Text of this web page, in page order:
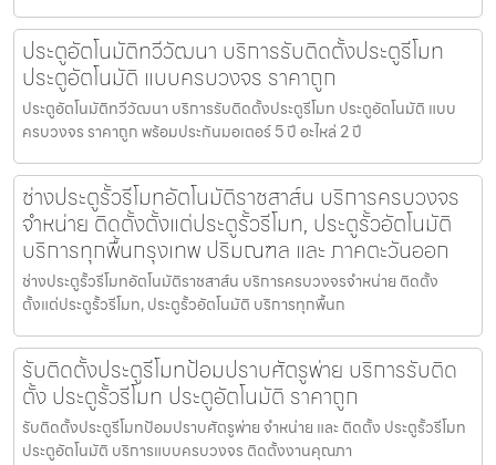
ประตูอัตโนมัติทวีวัฒนา บริการรับติดตั้งประตูรีโมท
ประตูอัตโนมัติ แบบครบวงจร ราคาถูก
ประตูอัตโนมัติทวีวัฒนา บริการรับติดตั้งประตูรีโมท ประตูอัตโนมัติ แบบ
ครบวงจร ราคาถูก พร้อมประกันมอเตอร์ 5 ปี อะไหล่ 2 ปี
ช่างประตูรั้วรีโมทอัตโนมัติราชสาส์น บริการครบวงจร
จำหน่าย ติดตั้งตั้งแต่ประตูรั้วรีโมท, ประตูรั้วอัตโนมัติ
บริการทุกพื้นกรุงเทพ ปริมณฑล และ ภาคตะวันออก
ช่างประตูรั้วรีโมทอัตโนมัติราชสาส์น บริการครบวงจรจำหน่าย ติดตั้ง
ตั้งแต่ประตูรั้วรีโมท, ประตูรั้วอัตโนมัติ บริการทุกพื้นก
รับติดตั้งประตูรีโมทป้อมปราบศัตรูพ่าย บริการรับติด
ตั้ง ประตูรั้วรีโมท ประตูอัตโนมัติ ราคาถูก
รับติดตั้งประตูรีโมทป้อมปราบศัตรูพ่าย จำหน่าย และ ติดตั้ง ประตูรั้วรีโมท
ประตูอัตโนมัติ บริการแบบครบวงจร ติดตั้งงานคุณภา